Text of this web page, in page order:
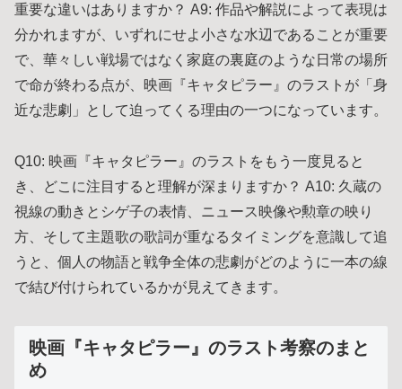
重要な違いはありますか？ A9: 作品や解説によって表現は
分かれますが、いずれにせよ小さな水辺であることが重要
で、華々しい戦場ではなく家庭の裏庭のような日常の場所
で命が終わる点が、映画『キャタピラー』のラストが「身
近な悲劇」として迫ってくる理由の一つになっています。
Q10: 映画『キャタピラー』のラストをもう一度見ると
き、どこに注目すると理解が深まりますか？ A10: 久蔵の
視線の動きとシゲ子の表情、ニュース映像や勲章の映り
方、そして主題歌の歌詞が重なるタイミングを意識して追
うと、個人の物語と戦争全体の悲劇がどのように一本の線
で結び付けられているかが見えてきます。
映画『キャタピラー』のラスト考察のまと
め